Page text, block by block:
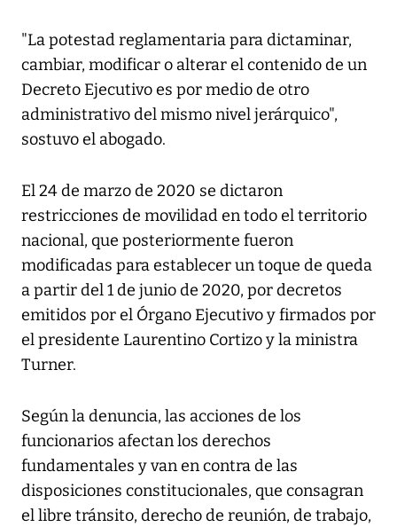
"La potestad reglamentaria para dictaminar,
cambiar, modificar o alterar el contenido de un
Decreto Ejecutivo es por medio de otro
administrativo del mismo nivel jerárquico",
sostuvo el abogado.
El 24 de marzo de 2020 se dictaron
restricciones de movilidad en todo el territorio
nacional, que posteriormente fueron
modificadas para establecer un toque de queda
a partir del 1 de junio de 2020, por decretos
emitidos por el Órgano Ejecutivo y firmados por
el presidente Laurentino Cortizo y la ministra
Turner.
Según la denuncia, las acciones de los
funcionarios afectan los derechos
fundamentales y van en contra de las
disposiciones constitucionales, que consagran
el libre tránsito, derecho de reunión, de trabajo,